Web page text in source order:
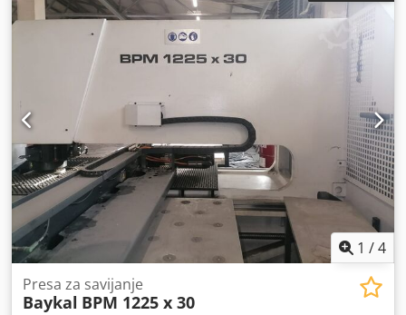
1 /4
Presa za savijanje
Baykal BPM 1225 x 30